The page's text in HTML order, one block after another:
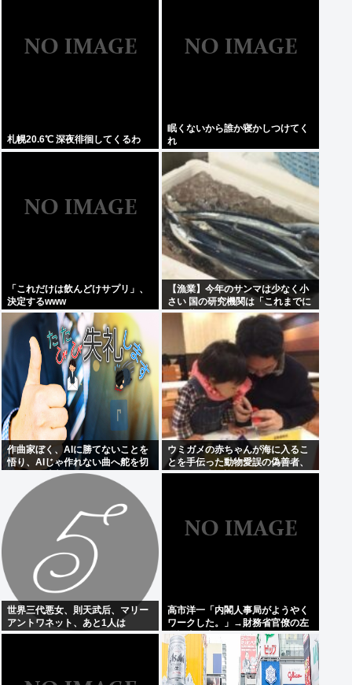
札幌20.6℃ 深夜徘徊してくるわ
眠くないから誰か寝かしつけてく
れ
「これだけは飲んどけサプリ」、
決定するwww
【漁業】今年のサンマは少なく小
さい 国の研究機関は「これまでに
なく厳しい年になる」
作曲家ぼく、AIに勝てないことを
悟り、AIじゃ作れない曲へ舵を切
ることを決断
ウミガメの赤ちゃんが海に入るこ
とを手伝った動物愛誤の偽善者、
最悪の結末を迎える
世界三代悪女、則天武后、マリー
アントワネット、あと1人は
高市洋一「内閣人事局がようやく
ワークした。」→財務省官僚の左
遷記事を喜んでポスト